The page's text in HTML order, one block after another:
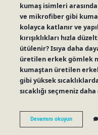
kumaş isimleri
ve mikrofiber gibi
kolayca katlanır ve
kırışıklıkları hızla
ütülenir? Isıya daha
üretilen erkek gömlek
kumaştan üretilen
gibi yüksek
sıcaklığı seçmeniz
Devamını okuyun100
Pamuk